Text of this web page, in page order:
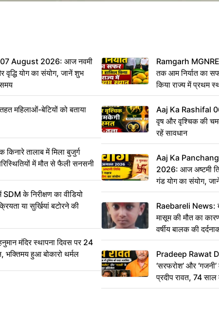
August 2026: आज नवमी
वृद्धि योग का संयोग, जानें शुभ
महिलाओं-बेटियों को बताया
तालाब में मिला बुजुर्ग
में मौत से फैली सनसनी
के निरीक्षण का वीडियो
या सुर्खियां बटोरने की
मंदिर स्थापना दिवस पर 24
भक्तिमय हुआ बोकारो थर्मल
Ramgarh
तक आम निर्यात का
किया राज्य में प्रथम
Aaj Ka Rashifal
वृष और वृश्चिक की
रहें सावधान
Aaj Ka
2026: आज अष्टमी
गंड योग का संयोग,
और दिनभर का पंचांग
Raebareli News:
मासूम की मौत का
वर्षीय बालक की
Pradeep Rawat
‘सरफरोश’ और
प्रदीप रावत, 74 साल
कहा अलविदा